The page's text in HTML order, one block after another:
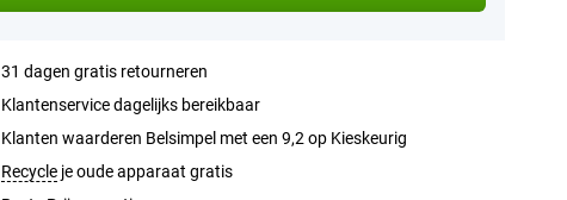
31 dagen gratis retourneren
Klantenservice dagelijks bereikbaar
Klanten waarderen Belsimpel met een 9,2 op Kieskeurig
Recycleje oude apparaat gratis